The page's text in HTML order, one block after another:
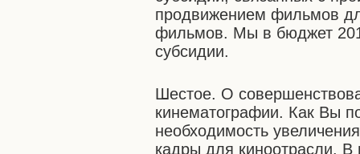
продвижением фильмов
фильмов. Мы в бюджет
субсидии.
Шестое. О
кинематографии. Как Вы
необходимость
кадры для киноотрасли.